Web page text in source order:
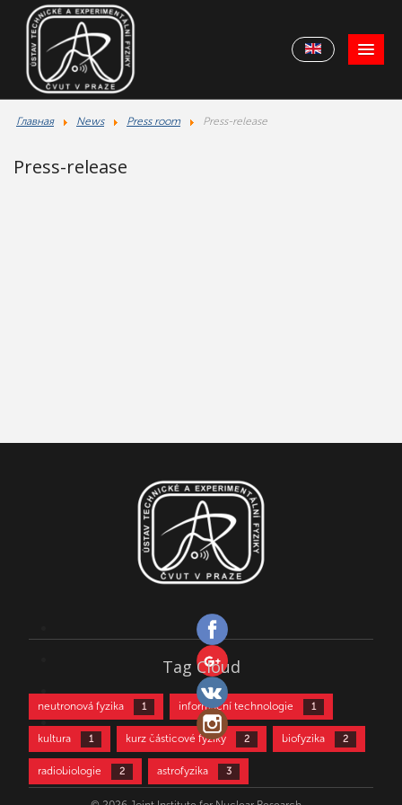
Главная News Press room Press-release
Press-release
Tag Cloud
neutronová fyzika 1 informační technologie 1
kultura 1 kurz částicové fyziky 2 biofyzika 2
radiobiologie 2 astrofyzika 3